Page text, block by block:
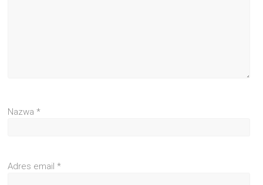
Nazwa*
Adres email*